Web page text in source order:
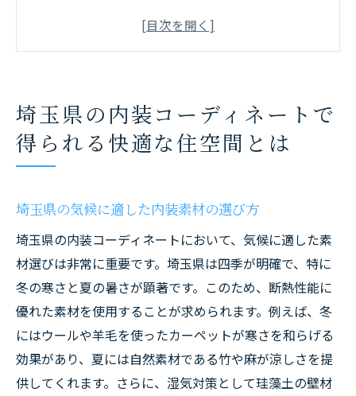
埼玉県の住宅地形を活かした空間設計
地元の伝統工芸を取り入れた内装の特徴
快適さを追求した埼玉県の照明計画
感じる住まい
ザイン
春秋の快適な気候を楽しむための工夫
埼玉県の四季を反映するカラーコーディネ
ート
季節の変化に適応する内装素材の選び方
地域の風景を取り込む窓配置のアイデア
埼玉県の内装コーディネートで
得られる快適な住空間とは
埼玉県の気候に適した内装素材の選び方
埼玉県の内装コーディネートにおいて、気候に適した素
材選びは非常に重要です。埼玉県は四季が明確で、特に
冬の寒さと夏の暑さが顕著です。このため、断熱性能に
優れた素材を使用することが求められます。例えば、冬
にはウールや羊毛を使ったカーペットが寒さを和らげる
効果があり、夏には自然素材である竹や麻が涼しさを提
供してくれます。さらに、湿気対策として珪藻土の壁材